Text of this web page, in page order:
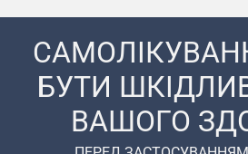
БУТИ
ВАШОГО